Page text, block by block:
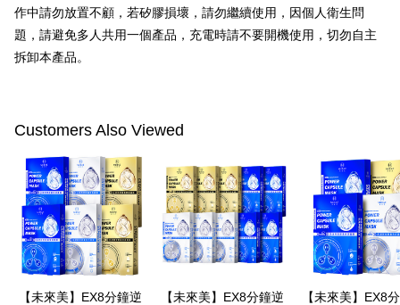
の同意を得ればAFTEEをご利用いただけます。
個人情報の処理、利用について疑問がある、または関連する法律の権利を
行使したい場合は、ネットプロテクションズ
択しないでください。
作中請勿放置不顧，若矽膠損壞，請勿繼續使用，因個人衛生問
題，請避免多人共用一個產品，充電時請不要開機使用，切勿自主
拆卸本產品。
Customers Also Viewed
【未來美】EX8分鐘逆
【未來美】EX8分鐘逆
【未來美】EX8